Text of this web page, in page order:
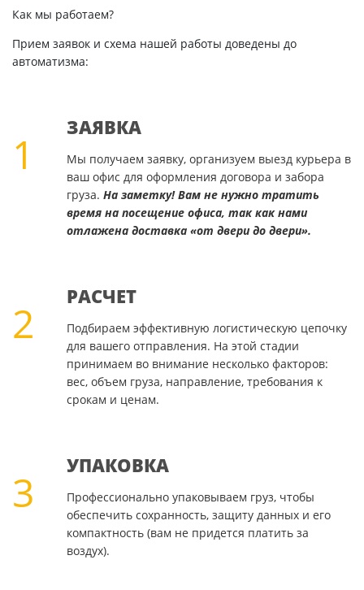
Как мы работаем?
Прием заявок и схема нашей работы доведены до
автоматизма:
1
ЗАЯВКА
Мы получаем заявку, организуем выезд курьера в
ваш офис для оформления договора и забора
груза. На заметку! Вам не нужно тратить
время на посещение офиса, так как нами
отлажена доставка «от двери до двери».
2
РАСЧЕТ
Подбираем эффективную логистическую цепочку
для вашего отправления. На этой стадии
принимаем во внимание несколько факторов:
вес, объем груза, направление, требования к
срокам и ценам.
3
УПАКОВКА
Профессионально упаковываем груз, чтобы
обеспечить сохранность, защиту данных и его
компактность (вам не придется платить за
воздух).